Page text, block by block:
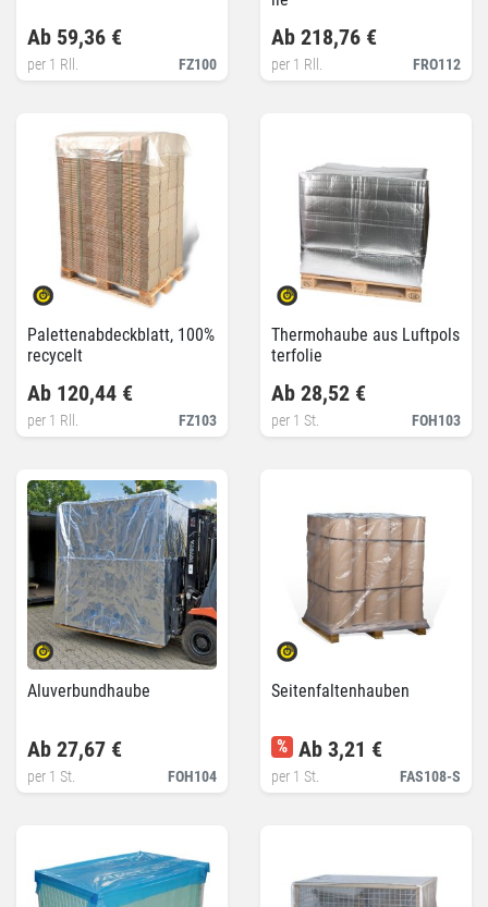
FZ100
Ab 59,36 €
per 1 Rll. FRO112
Ab 218,76 €
per 1 Rll.
Palettenabdeckblatt, 100%
recycelt
FZ103
Ab 120,44 €
per 1 Rll.
Thermohaube aus Luftpols
terfolie
FOH103
Ab 28,52 €
per 1 St.
Aluverbundhaube
FOH104
Ab 27,67 €
per 1 St.
Seitenfaltenhauben
FAS108-S
% Ab 3,21 €
per 1 St.